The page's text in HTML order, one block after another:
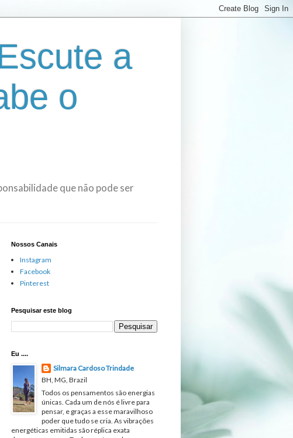
a
o
que não pode ser
Nossos Canais
Instagram
Facebook
Pinterest
Pesquisar este blog
Eu ....
Silmara Cardoso Trindade
BH, MG, Brazil
Todos os pensamentos são energias
únicas. Cada um de nós é livre para
pensar, e graças a esse maravilhoso
poder que tudo se cria. As vibrações
energéticas emitidas são réplica exata